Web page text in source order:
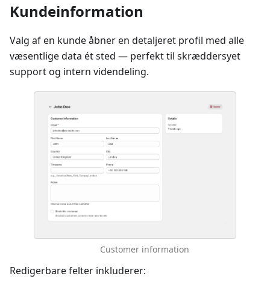
Kundeinformation
Valg af en kunde åbner en detaljeret profil med alle
væsentlige data ét sted — perfekt til skræddersyet
support og intern videndeling.
Customer information
Redigerbare felter inkluderer: